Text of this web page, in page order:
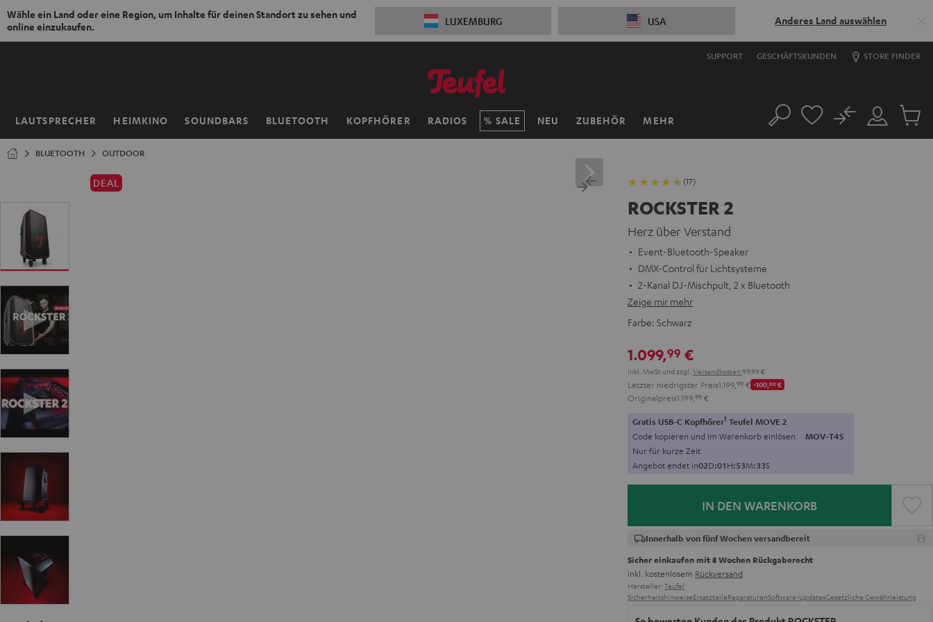
Wähle ein Land oder eine Region, um Inhalte für deinen Standort zu sehen und
online einzukaufen.
LUXEMBURG USA Anderes Land auswählen
ZUM
SUPPORT GESCHÄFTSKUNDEN STORE FINDER
LAUTSPRECHER HEIMKINO SOUNDBARS BLUETOOTH KOPFHÖRER RADIOS SALE NEU ZUBEHÖR MEHR
Startseite Suche
Mein
Konto
No
Artikel
BLUETOOTH OUTDOOR
DEAL (17)
ROCKSTER 2
Herz über Verstand
Event-Bluetooth-Speaker
DMX-Control für Lichtsysteme
2-Kanal DJ-Mischpult, 2 x Bluetooth
Zeige mir mehr
Farbe: Schwarz
1.099,99 €
Inkl. MwSt und zzgl. Versandkosten 99,99 €
Letzter niedrigster Preis1.199, 99 € -100,00€
Originalpreis1.199, 99 €
Gratis USB-C Kopfhörer1 Teufel MOVE 2
Code kopieren und im Warenkorb einlösen. MOV-T4S
Nur für kurze Zeit
Angebot endet in02D:01H:53M:32S
IN DEN WARENKORB
Innerhalb von fünf Wochen versandbereit
Sicher einkaufen mit 8 Wochen Rückgaberecht
inkl. kostenlosem Rückversand
Hersteller: Teufel
SicherheitshinweiseErsatzteileReparaturenSoftware-UpdatesGesetzliche Gewährleistung